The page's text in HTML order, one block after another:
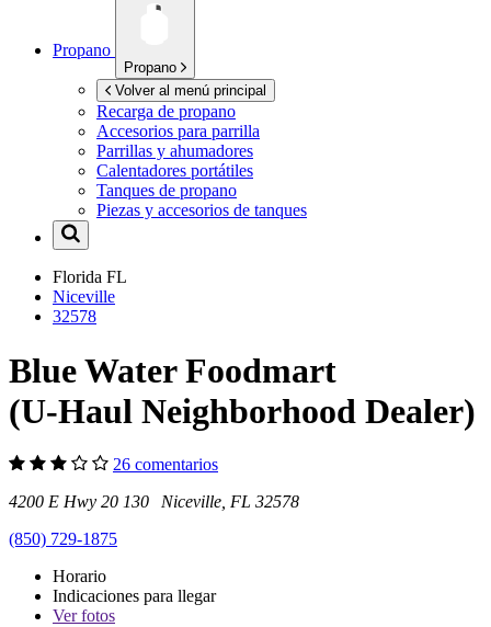
Propano
Propano
Volver al menú principal
Recarga de propano
Accesorios para parrilla
Parrillas y ahumadores
Calentadores portátiles
Tanques de propano
Piezas y accesorios de tanques
Florida FL
Niceville
32578
Blue Water Foodmart
(U-Haul Neighborhood Dealer)
26 comentarios
4200 E Hwy 20 130 Niceville, FL 32578
(850) 729-1875
Horario
Indicaciones para llegar
Verfotos